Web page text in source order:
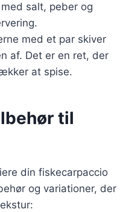
salt, peber og
med et par skiver
af. Det er en ret, der
at spise.
til
din fiskecarpaccio
og variationer, der